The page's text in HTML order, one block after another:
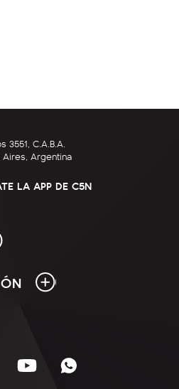
3551, C.A.B.A.
Aires, Argentina
LA APP DE C5N